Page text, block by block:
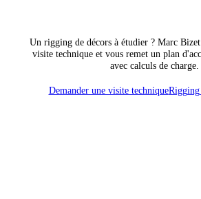
Un rigging de décors à étudier ? Marc
visite technique et vous remet un plan
avec calculs de charge.
Demander une visite technique